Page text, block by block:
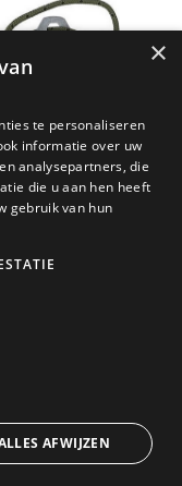
FIRE STRIKER
available
×
te personaliseren
informatie over uw
analysepartners, die
die u aan hen heeft
gebruik van hun
AFWIJZEN